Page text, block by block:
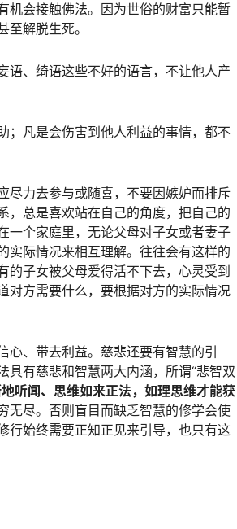
机会接触佛法。因为世俗的财富只能暂
解脱生死。
语、绮语这些不好的语言，不让他人产
；凡是会伤害到他人利益的事情，都不
尽力去参与或随喜，不要因嫉妒而排斥
，总是喜欢站在自己的角度，把自己的
一个家庭里，无论父母对子女或者妻子
实际情况来相互理解。往往会有这样的
子女被父母爱得活不下去，心灵受到
对方需要什么，要根据对方的实际情况
、带去利益。慈悲还要有智慧的引
具有慈悲和智慧两大内涵，所谓“悲智双
听闻、思维如来正法，如理思维才能获
无尽。否则盲目而缺乏智慧的修学会使
行始终需要正知正见来引导，也只有这